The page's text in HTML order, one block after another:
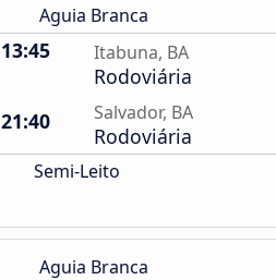
Aguia Branca
13:45 Itabuna, BA
Rodoviária
21:40
Salvador, BA
Rodoviária
Semi-Leito
Aguia Branca